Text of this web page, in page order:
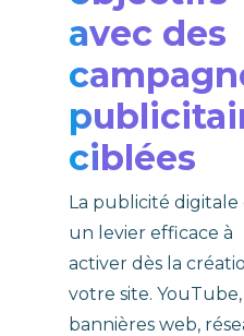
avec des
ciblées
La publicité digitale
un levier efficace à
activer dès la
votre site. YouTube,
bannières web,